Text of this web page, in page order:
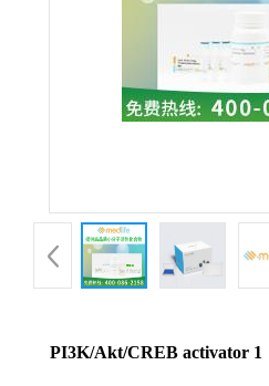
PI3K/Akt/CREB activator 1